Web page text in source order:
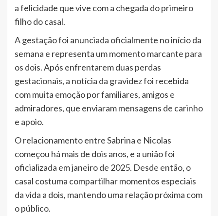
a felicidade que vive com a chegada do primeiro
filho do casal.
A gestação foi anunciada oficialmente no início da
semana e representa um momento marcante para
os dois. Após enfrentarem duas perdas
gestacionais, a notícia da gravidez foi recebida
com muita emoção por familiares, amigos e
admiradores, que enviaram mensagens de carinho
e apoio.
O relacionamento entre Sabrina e Nicolas
começou há mais de dois anos, e a união foi
oficializada em janeiro de 2025. Desde então, o
casal costuma compartilhar momentos especiais
da vida a dois, mantendo uma relação próxima com
o público.